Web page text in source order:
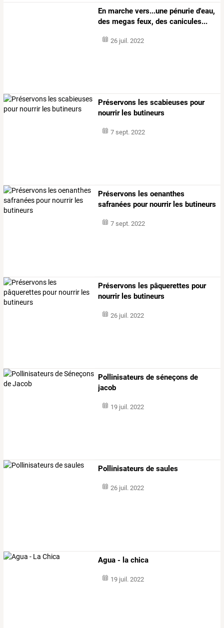
En marche vers...une pénurie d'eau,
des megas feux, des canicules...
26 juil. 2022
Préservons les scabieuses pour
nourrir les butineurs
7 sept. 2022
Préservons les oenanthes
safranées pour nourrir les butineurs
7 sept. 2022
Préservons les pâquerettes pour
nourrir les butineurs
26 juil. 2022
Pollinisateurs de séneçons de
jacob
19 juil. 2022
Pollinisateurs de saules
26 juil. 2022
Agua - la chica
19 juil. 2022